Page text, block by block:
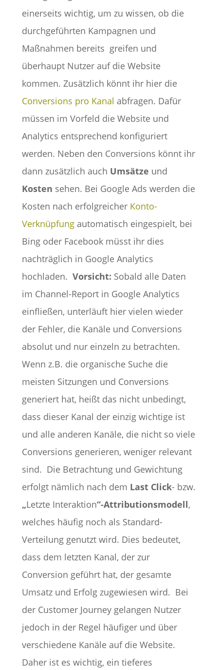
einerseits wichtig, um zu wissen, ob die
durchgeführten Kampagnen und
Maßnahmen bereits greifen und
überhaupt Nutzer auf die Website
kommen. Zusätzlich könnt ihr hier die
Conversions pro Kanal abfragen. Dafür
müssen im Vorfeld die Website und
Analytics entsprechend konfiguriert
werden. Neben den Conversions könnt ihr
dann zusätzlich auch Umsätze und
Kosten sehen. Bei Google Ads werden die
Kosten nach erfolgreicher Konto-
Verknüpfungautomatisch eingespielt, bei
Bing oder Facebook müsst ihr dies
nachträglich in Google Analytics
hochladen. Vorsicht: Sobald alle Daten
im Channel-Report in Google Analytics
einfließen, unterläuft hier vielen wieder
der Fehler, die Kanäle und Conversions
absolut und nur einzeln zu betrachten.
Wenn z.B. die organische Suche die
meisten Sitzungen und Conversions
generiert hat, heißt das nicht unbedingt,
dass dieser Kanal der einzig wichtige ist
und alle anderen Kanäle, die nicht so viele
Conversions generieren, weniger relevant
sind. Die Betrachtung und Gewichtung
erfolgt nämlich nach dem Last Click- bzw.
„Letzte Interaktion“-Attributionsmodell,
welches häufig noch als Standard-
Verteilung genutzt wird. Dies bedeutet,
dass dem letzten Kanal, der zur
Conversion geführt hat, der gesamte
Umsatz und Erfolg zugewiesen wird. Bei
der Customer Journey gelangen Nutzer
jedoch in der Regel häufiger und über
verschiedene Kanäle auf die Website.
Daher ist es wichtig, ein tieferes